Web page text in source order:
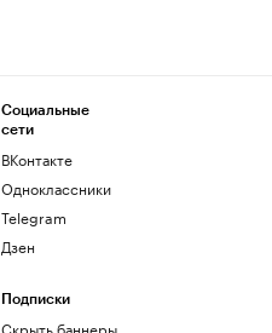
Социальные
сети
ВКонтакте
Одноклассники
Telegram
Дзен
Подписки
Скрыть баннеры